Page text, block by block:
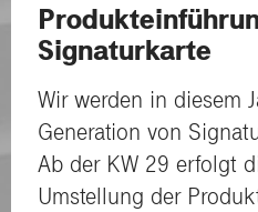
Signaturkarte
Wir werden in diesem
Generation von
Ab der KW 29 erfolgt
Umstellung der